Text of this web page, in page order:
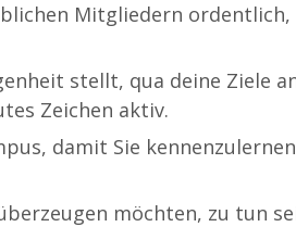
Mitgliedern
stellt, qua deine Ziele
Zeichen aktiv.
damit Sie
möchten, zu tun